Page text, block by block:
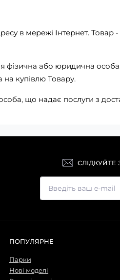
в мережі Інтернет.
фізична або юридична
купівлю Товару.
що надає послуги з
ПОПУЛЯРНЕ
Парки
Нові моделі